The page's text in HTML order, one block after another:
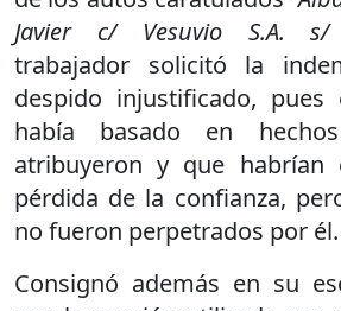
Javier c/ Vesuvio S.A. s/
trabajador solicitó la
despido injustificado,
había basado en
atribuyeron y que habrían
pérdida de la confianza,
no fueron perpetrados por él.
Consignó además en su